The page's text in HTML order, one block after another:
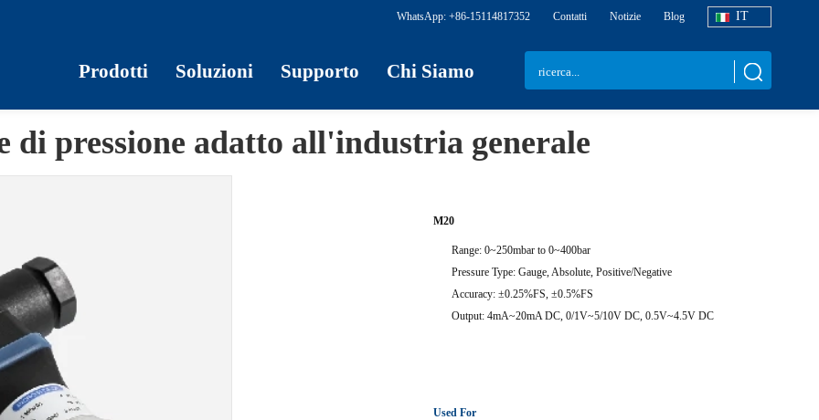
IT
Blog
Notizie
Contatti
WhatsApp: +86-15114817352
Prodotti Soluzioni Supporto Chi Siamo
di pressione adatto all'industria generale
M20
Range: 0~250mbar to 0~400bar
Pressure Type: Gauge, Absolute, Positive/Negative
Accuracy: ±0.25%FS, ±0.5%FS
Output: 4mA~20mA DC, 0/1V~5/10V DC, 0.5V~4.5V DC
Used For